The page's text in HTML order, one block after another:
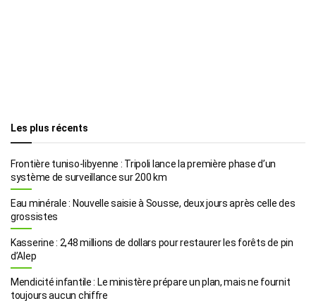
Les plus récents
Frontière tuniso-libyenne : Tripoli lance la première phase d’un
système de surveillance sur 200 km
Eau minérale : Nouvelle saisie à Sousse, deux jours après celle des
grossistes
Kasserine : 2,48 millions de dollars pour restaurer les forêts de pin
d’Alep
Mendicité infantile : Le ministère prépare un plan, mais ne fournit
toujours aucun chiffre